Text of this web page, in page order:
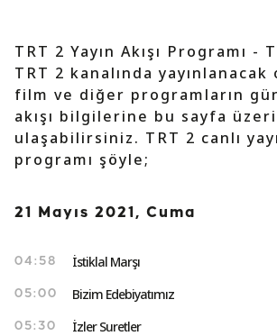
TRT 2 Yayın Akışı Programı -
TRT 2 kanalında
film ve diğer programların
akışı bilgilerine bu sayfa
ulaşabilirsiniz. TRT 2 canlı
programı şöyle;
21 Mayıs 2021, Cuma
04:58 İstiklal Marşı
05:00 Bizim Edebiyatımız
05:30 İzler Suretler